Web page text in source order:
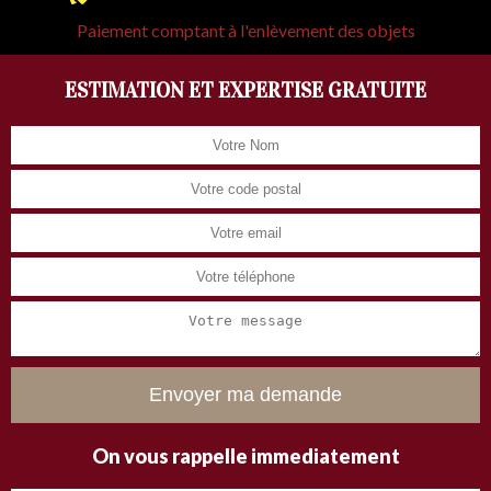
Paiement comptant à l'enlèvement des objets
ESTIMATION ET EXPERTISE GRATUITE
On vous rappelle immediatement